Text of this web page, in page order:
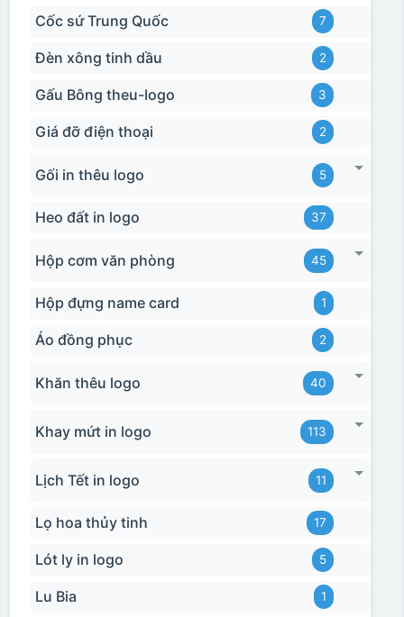
Cốc sứ Trung Quốc 7
Đèn xông tinh dầu 2
Gấu Bông theu-logo 3
Giá đỡ điện thoại 2
Gối in thêu logo 5
Heo đất in logo 37
Hộp cơm văn phòng 45
Hộp đựng name card 1
Áo đồng phục 2
Khăn thêu logo 40
Khay mứt in logo 113
Lịch Tết in logo 11
Lọ hoa thủy tinh 17
Lót ly in logo 5
Lu Bia 1